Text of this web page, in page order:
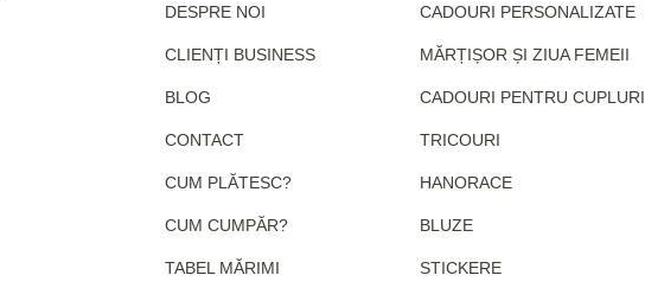
DESPRE NOI
CLIENȚI BUSINESS
BLOG
CONTACT
CUM PLĂTESC?
CUM CUMPĂR?
TABEL MĂRIMI
CADOURI PERSONALIZATE
MĂRȚIȘOR ȘI ZIUA FEMEII
CADOURI PENTRU CUPLURI
TRICOURI
HANORACE
BLUZE
STICKERE